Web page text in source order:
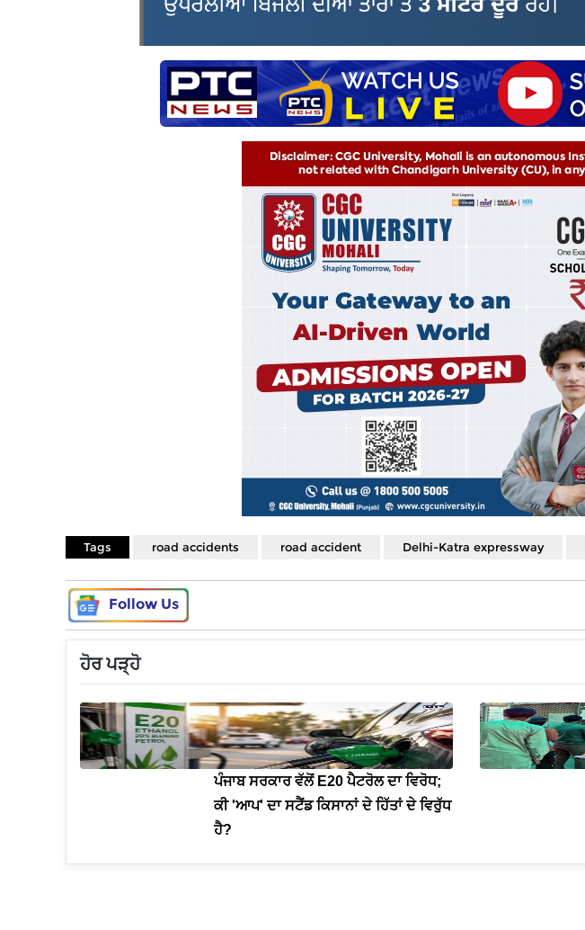
Tags road accidents road accident Delhi-Katra expressway
Follow Us
ਹੋਰ ਪੜ੍ਹੋ
ਪੰਜਾਬ ਸਰਕਾਰ ਵੱਲੋਂ E20 ਪੈਟਰੋਲ ਦਾ ਵਿਰੋਧ;
ਕੀ 'ਆਪ' ਦਾ ਸਟੈਂਡ ਕਿਸਾਨਾਂ ਦੇ ਹਿੱਤਾਂ ਦੇ ਵਿਰੁੱਧ
ਹੈ?